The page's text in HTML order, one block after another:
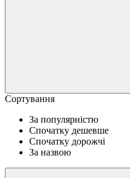
Сортування
За популярністю
Спочатку дешевше
Спочатку дорожчі
За назвою